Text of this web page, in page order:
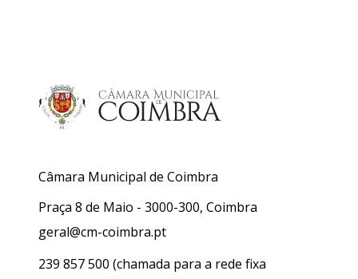
Câmara Municipal de Coimbra
Praça 8 de Maio - 3000-300, Coimbra
geral@cm-coimbra.pt
239 857 500 (chamada para a rede fixa